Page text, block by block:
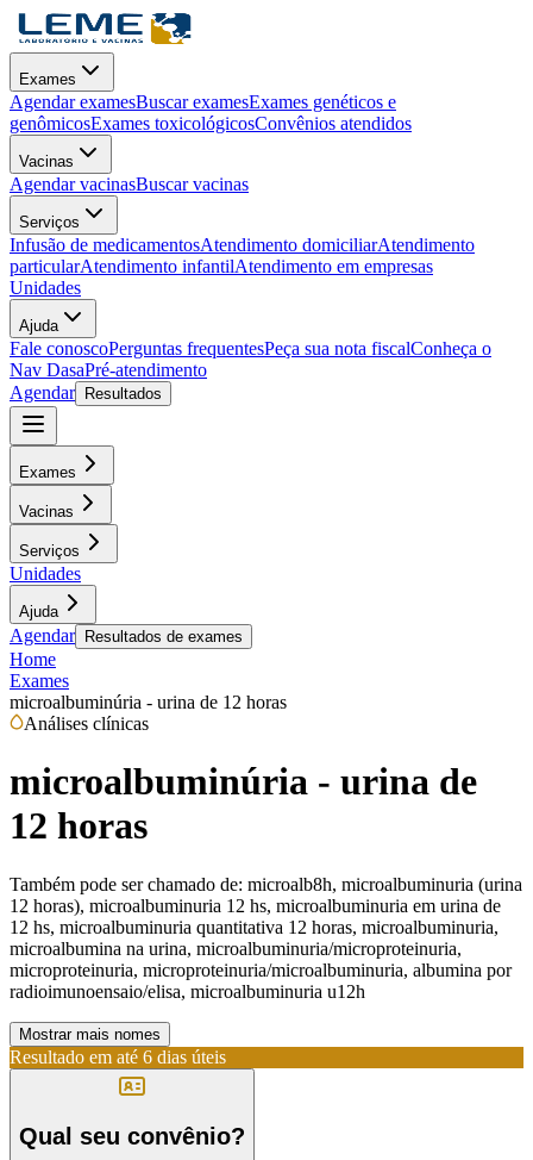
Exames
Agendar examesBuscar examesExames genéticos e
genômicosExames toxicológicosConvênios atendidos
Vacinas
Agendar vacinasBuscar vacinas
Serviços
Infusão de medicamentosAtendimento domiciliarAtendimento
particularAtendimento infantilAtendimento em empresas
Unidades
Ajuda
Fale conoscoPerguntas frequentesPeça sua nota fiscalConheça o
Nav DasaPré-atendimento
Agendar
Resultados
Exames
Vacinas
Serviços
Unidades
Ajuda
Agendar Resultados de exames
Home
Exames
microalbuminúria - urina de 12 horas
Análises clínicas
microalbuminúria - urina de
12 horas
Também pode ser chamado de: microalb8h, microalbuminuria (urina
12 horas), microalbuminuria 12 hs, microalbuminuria em urina de
12 hs, microalbuminuria quantitativa 12 horas, microalbuminuria,
microalbumina na urina, microalbuminuria/microproteinuria,
microproteinuria, microproteinuria/microalbuminuria, albumina por
radioimunoensaio/elisa, microalbuminuria u12h
Mostrar mais nomes
Resultado em até 6 dias úteis
Qual seu convênio?